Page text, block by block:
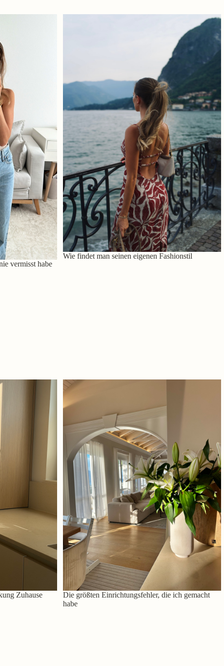
vermisst habe
Wie findet man seinen eigenen Fashionstil
Zuhause
Die größten Einrichtungsfehler, die ich gemacht
habe